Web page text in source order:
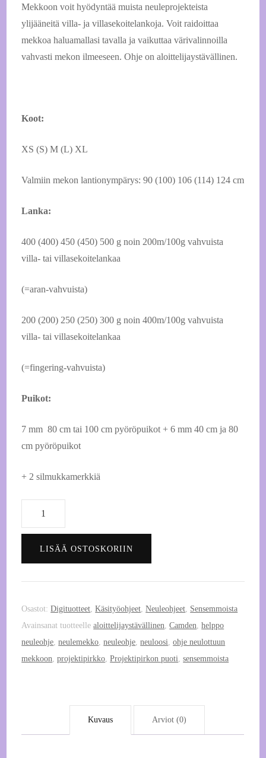
Mekkoon voit hyödyntää muista neuleprojekteista
ylijääneitä villa- ja villasekoitelankoja. Voit raidoittaa
mekkoa haluamallasi tavalla ja vaikuttaa värivalinnoilla
vahvasti mekon ilmeeseen. Ohje on aloittelijaystävällinen.
Koot:
XS (S) M (L) XL
Valmiin mekon lantionympärys: 90 (100) 106 (114) 124 cm
Lanka:
400 (400) 450 (450) 500 g noin 200m/100g vahvuista
villa- tai villasekoitelankaa
(=aran-vahvuista)
200 (200) 250 (250) 300 g noin 400m/100g vahvuista
villa- tai villasekoitelankaa
(=fingering-vahvuista)
Puikot:
7 mm 80 cm tai 100 cm pyöröpuikot + 6 mm 40 cm ja 80
cm pyöröpuikot
+ 2 silmukkamerkkiä
määrä
LISÄÄ OSTOSKORIIN
Osastot:Digituotteet,Käsityöohjeet,Neuleohjeet, Sensemmoista
Avainsanat tuotteellealoittelijaystävällinen,Camden,helppo
neuleohje,neulemekko,neuleohje,neuloosi,ohje neulottuun
mekkoon,projektipirkko,Projektipirkon puoti,sensemmoista
Kuvaus Arviot (0)